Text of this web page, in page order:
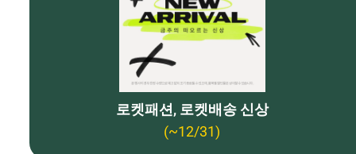
로켓패션, 로켓배송 신상
(~12/31)